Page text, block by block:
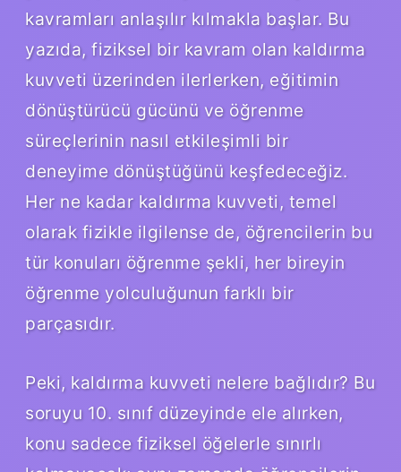
kavramları anlaşılır kılmakla başlar. Bu
yazıda, fiziksel bir kavram olan kaldırma
kuvveti üzerinden ilerlerken, eğitimin
dönüştürücü gücünü ve öğrenme
süreçlerinin nasıl etkileşimli bir
deneyime dönüştüğünü keşfedeceğiz.
Her ne kadar kaldırma kuvveti, temel
olarak fizikle ilgilense de, öğrencilerin bu
tür konuları öğrenme şekli, her bireyin
öğrenme yolculuğunun farklı bir
parçasıdır.
Peki, kaldırma kuvveti nelere bağlıdır? Bu
soruyu 10. sınıf düzeyinde ele alırken,
konu sadece fiziksel öğelerle sınırlı